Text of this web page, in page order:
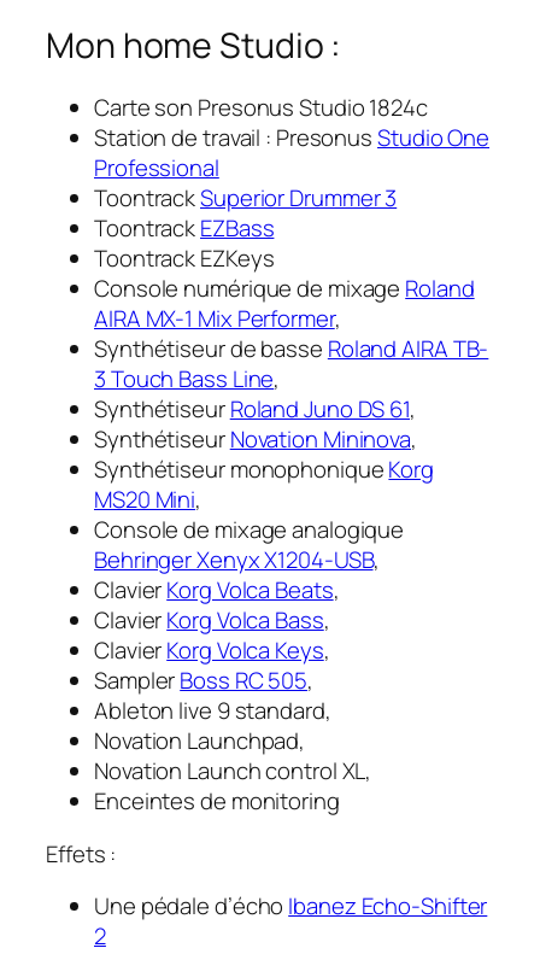
Mon home Studio :
Carte son Presonus Studio 1824c
Station de travail : PresonusStudio One
Professional
ToontrackSuperior Drummer 3
ToontrackEZBass
Toontrack EZKeys
Console numérique de mixage Roland
AIRA MX-1 Mix Performer,
Synthétiseur de basse Roland AIRA TB-
3 Touch Bass Line,
SynthétiseurRoland Juno DS 61,
SynthétiseurNovation Mininova,
Synthétiseur monophoniqueKorg
MS20 Mini,
Console de mixage analogique
Behringer Xenyx X1204-USB,
ClavierKorg Volca Beats,
ClavierKorg Volca Bass,
ClavierKorg Volca Keys,
SamplerBoss RC 505,
Ableton live 9 standard,
Novation Launchpad,
Novation Launch control XL,
Enceintes de monitoring
Effets :
Une pédale d’écho Ibanez Echo-Shifter
2